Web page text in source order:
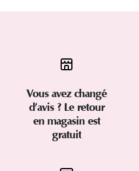
Vous avez changé
d’avis ? Le retour
en magasin est
gratuit